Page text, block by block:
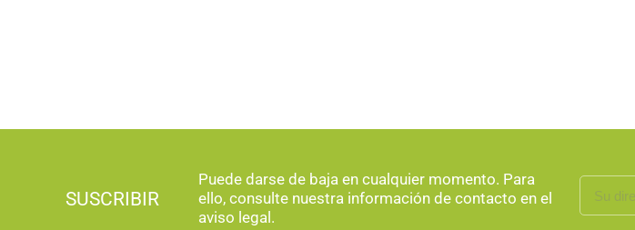
SUSCRIBIR
Puede darse de baja en cualquier momento. Para
ello, consulte nuestra información de contacto en el
aviso legal.